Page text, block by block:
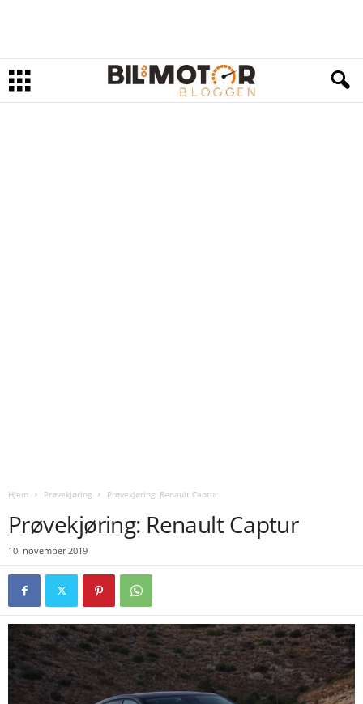
Hjem Prøvekjøring Prøvekjøring: Renault Captur
Prøvekjøring: Renault Captur
10. november 2019